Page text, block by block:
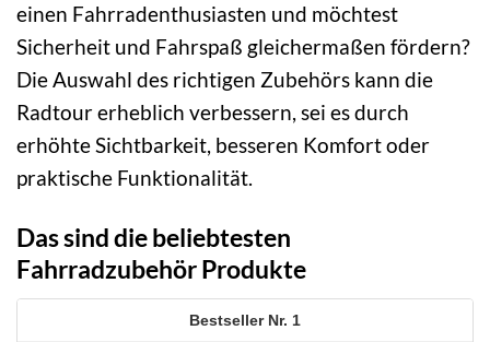
einen Fahrradenthusiasten und möchtest
Sicherheit und Fahrspaß gleichermaßen fördern?
Die Auswahl des richtigen Zubehörs kann die
Radtour erheblich verbessern, sei es durch
erhöhte Sichtbarkeit, besseren Komfort oder
praktische Funktionalität.
Das sind die beliebtesten
Fahrradzubehör Produkte
1